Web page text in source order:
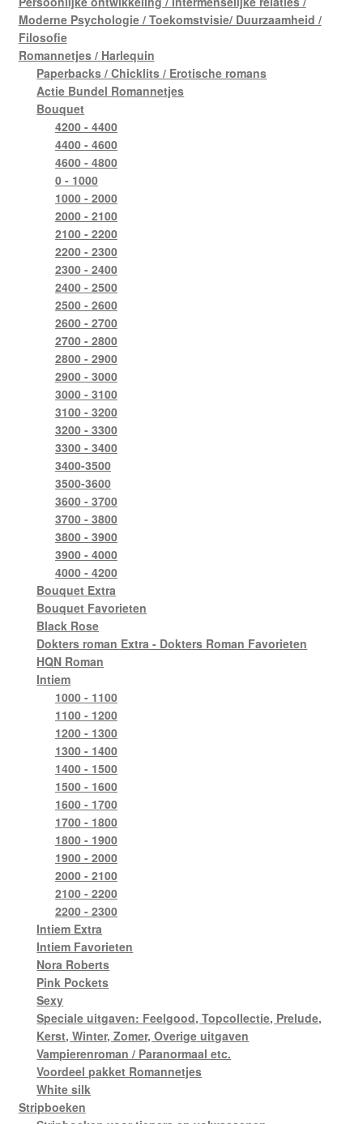
Moderne Psychologie / Toekomstvisie/ Duurzaamheid /
Filosofie
Romannetjes / Harlequin
Paperbacks / Chicklits / Erotische romans
Actie Bundel Romannetjes
Bouquet
4200 - 4400
4400 - 4600
4600 - 4800
0 - 1000
1000 - 2000
2000 - 2100
2100 - 2200
2200 - 2300
2300 - 2400
2400 - 2500
2500 - 2600
2600 - 2700
2700 - 2800
2800 - 2900
2900 - 3000
3000 - 3100
3100 - 3200
3200 - 3300
3300 - 3400
3400-3500
3500-3600
3600 - 3700
3700 - 3800
3800 - 3900
3900 - 4000
4000 - 4200
Bouquet Extra
Bouquet Favorieten
Black Rose
Dokters roman Extra - Dokters Roman Favorieten
HQN Roman
Intiem
1000 - 1100
1100 - 1200
1200 - 1300
1300 - 1400
1400 - 1500
1500 - 1600
1600 - 1700
1700 - 1800
1800 - 1900
1900 - 2000
2000 - 2100
2100 - 2200
2200 - 2300
Intiem Extra
Intiem Favorieten
Nora Roberts
Pink Pockets
Sexy
Speciale uitgaven: Feelgood, Topcollectie, Prelude,
Kerst, Winter, Zomer, Overige uitgaven
Vampierenroman / Paranormaal etc.
Voordeel pakket Romannetjes
White silk
Stripboeken